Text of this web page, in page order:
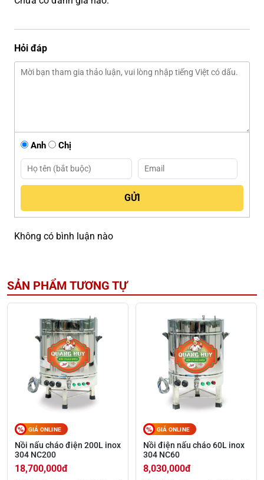
Hỏi đáp
Anh Chị
Không có bình luận nào
SẢN PHẨM TƯƠNG TỰ
GIÁ ONLINE
Nồi nấu cháo điện 200L inox
304 NC200
18,700,000đ
GIÁ ONLINE
Nồi điện nấu cháo 60L inox
304 NC60
8,030,000đ